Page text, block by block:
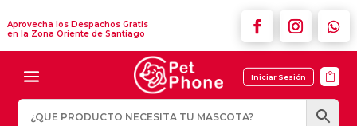
Aprovecha los Despachos Gratis
en la Zona Oriente de Santiago
Iniciar Sesión 